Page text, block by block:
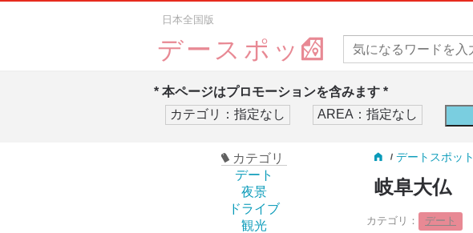
日本全国版
デースポッ
* 本ページはプロモーションを含みます *
カテゴリ
デート
夜景
ドライブ
観光
デートスポット
岐阜大仏
カテゴリ： デート